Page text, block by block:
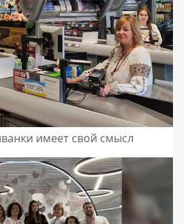
имеет свой смысл